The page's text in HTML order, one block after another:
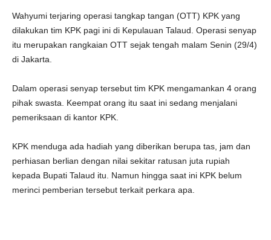
Wahyumi terjaring operasi tangkap tangan (OTT) KPK yang
dilakukan tim KPK pagi ini di Kepulauan Talaud. Operasi senyap
itu merupakan rangkaian OTT sejak tengah malam Senin (29/4)
di Jakarta.
Dalam operasi senyap tersebut tim KPK mengamankan 4 orang
pihak swasta. Keempat orang itu saat ini sedang menjalani
pemeriksaan di kantor KPK.
KPK menduga ada hadiah yang diberikan berupa tas, jam dan
perhiasan berlian dengan nilai sekitar ratusan juta rupiah
kepada Bupati Talaud itu. Namun hingga saat ini KPK belum
merinci pemberian tersebut terkait perkara apa.